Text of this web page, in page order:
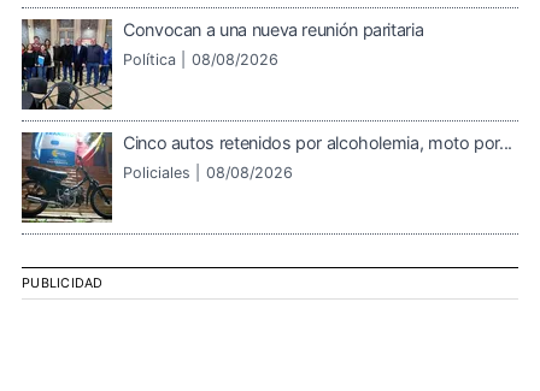
Convocan a una nueva reunión paritaria
Política | 08/08/2026
Cinco autos retenidos por alcoholemia, moto por...
Policiales | 08/08/2026
PUBLICIDAD